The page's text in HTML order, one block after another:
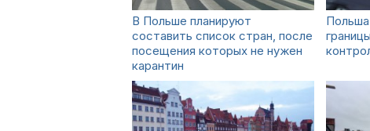
В Польше планируют
составить список стран, после
посещения которых не нужен
карантин